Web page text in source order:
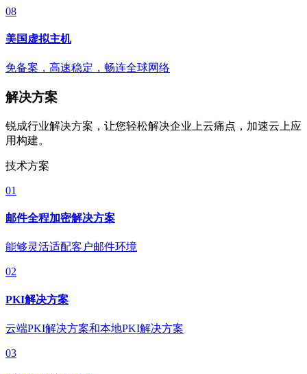
08
美国虚拟主机
免备案，高速稳定，畅连全球网络
解决方案
锐成行业解决方案，让您轻松解决企业上云痛点，加速云上应
用构建。
技术方案
01
邮件全程加密解决方案
能够灵活适配客户邮件环境
02
PKI解决方案
云端PKI解决方案和本地PKI解决方案
03